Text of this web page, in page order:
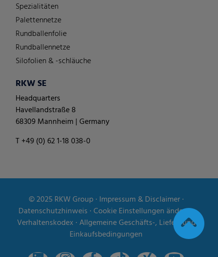
Spezialitäten
Palettennetze
Rundballenfolie
Rundballennetze
Silofolien & -schläuche
RKW SE
Headquarters
Havellandstraße 8
68309 Mannheim | Germany
T +49 (0) 62 1-18 038-0
© 2025RKW Group∙ Impressum & Disclaimer∙
Datenschutzhinweis ∙Cookie Einstellungen ändern∙
Verhaltenskodex ∙Allgemeine Geschäfts-, Liefer- und
Einkaufsbedingungen